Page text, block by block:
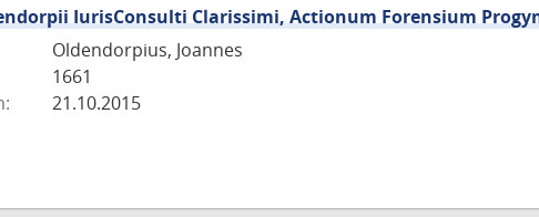
IurisConsulti Clarissimi, Actionum Forensium
Oldendorpius, Joannes
1661
21.10.2015